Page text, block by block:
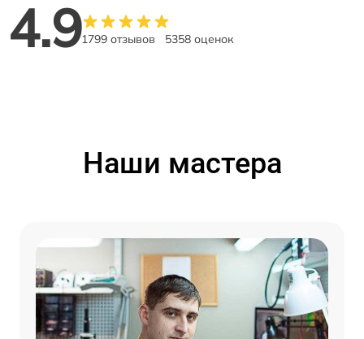
4.91799 отзывов 5358 оценок
Наши мастера